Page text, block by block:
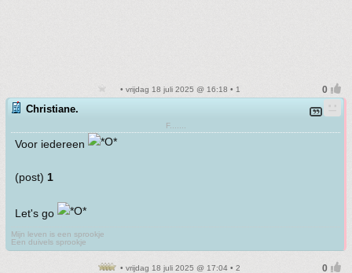
• vrijdag 18 juli 2025 @ 16:18 • 1
Christiane.
F.......
Voor iedereen
(post) 1
Let's go
Mijn leven is een sprookje
Een duivels sprookje
• vrijdag 18 juli 2025 @ 17:04 • 2